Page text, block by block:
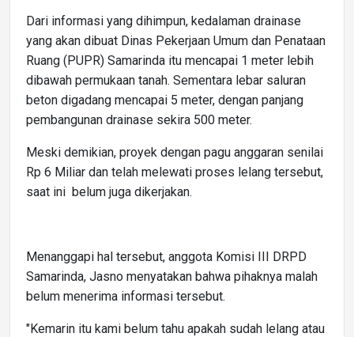
Dari informasi yang dihimpun, kedalaman drainase
yang akan dibuat Dinas Pekerjaan Umum dan Penataan
Ruang (PUPR) Samarinda itu mencapai 1 meter lebih
dibawah permukaan tanah. Sementara lebar saluran
beton digadang mencapai 5 meter, dengan panjang
pembangunan drainase sekira 500 meter.
Meski demikian, proyek dengan pagu anggaran senilai
Rp 6 Miliar dan telah melewati proses lelang tersebut,
saat ini belum juga dikerjakan.
Menanggapi hal tersebut, anggota Komisi III DRPD
Samarinda, Jasno menyatakan bahwa pihaknya malah
belum menerima informasi tersebut.
"Kemarin itu kami belum tahu apakah sudah lelang atau